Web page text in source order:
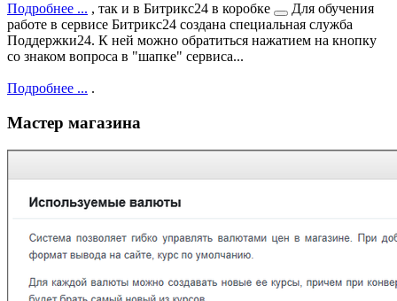
Подробнее ... , так и в Битрикс24 в коробке
Для обучения
работе в сервисе Битрикс24 создана специальная служба
Поддержки24. К ней можно обратиться нажатием на кнопку
со знаком вопроса в "шапке" сервиса...
Подробнее ... .
Мастер магазина